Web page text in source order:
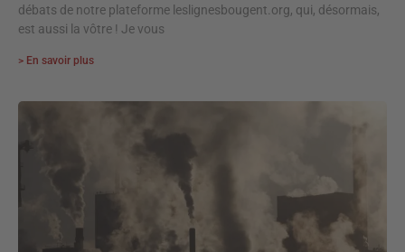
débats de notre plateforme leslignesbougent.org, qui, désormais,
est aussi la vôtre ! Je vous
> En savoir plus